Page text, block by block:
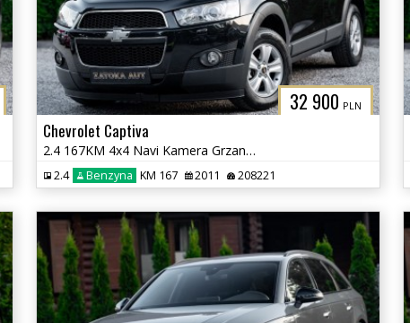
32 900 PLN
Chevrolet Captiva
2.4 167KM 4x4 Navi Kamera Grzane Fot Klima PDC 7 osób Sprowadzony
2.4 Benzyna KM 167 2011 208221